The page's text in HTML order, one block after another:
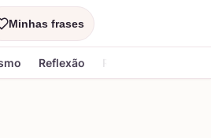
do texto
Minhas frases
Reflexão Religiosa